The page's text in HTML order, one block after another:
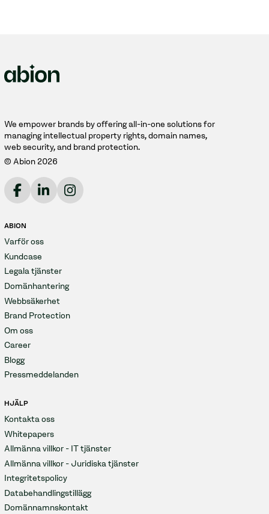
We empower brands by offering all-in-one solutions for
managing intellectual property rights, domain names,
web security, and brand protection.
© Abion 2026
ABION
Varför oss
Kundcase
Legala tjänster
Domänhantering
Webbsäkerhet
Brand Protection
Om oss
Career
Blogg
Pressmeddelanden
HJÄLP
Kontakta oss
Whitepapers
Allmänna villkor - IT tjänster
Allmänna villkor - Juridiska tjänster
Integritetspolicy
Databehandlingstillägg
Domännamnskontakt